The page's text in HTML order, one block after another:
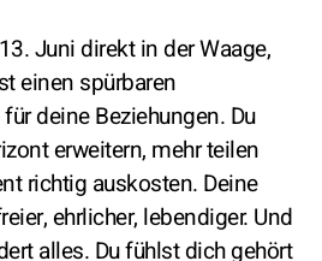
Juni direkt in der Waage,
einen spürbaren
deine Beziehungen. Du
erweitern, mehr teilen
richtig auskosten. Deine
ehrlicher, lebendiger. Und
alles. Du fühlst dich gehört